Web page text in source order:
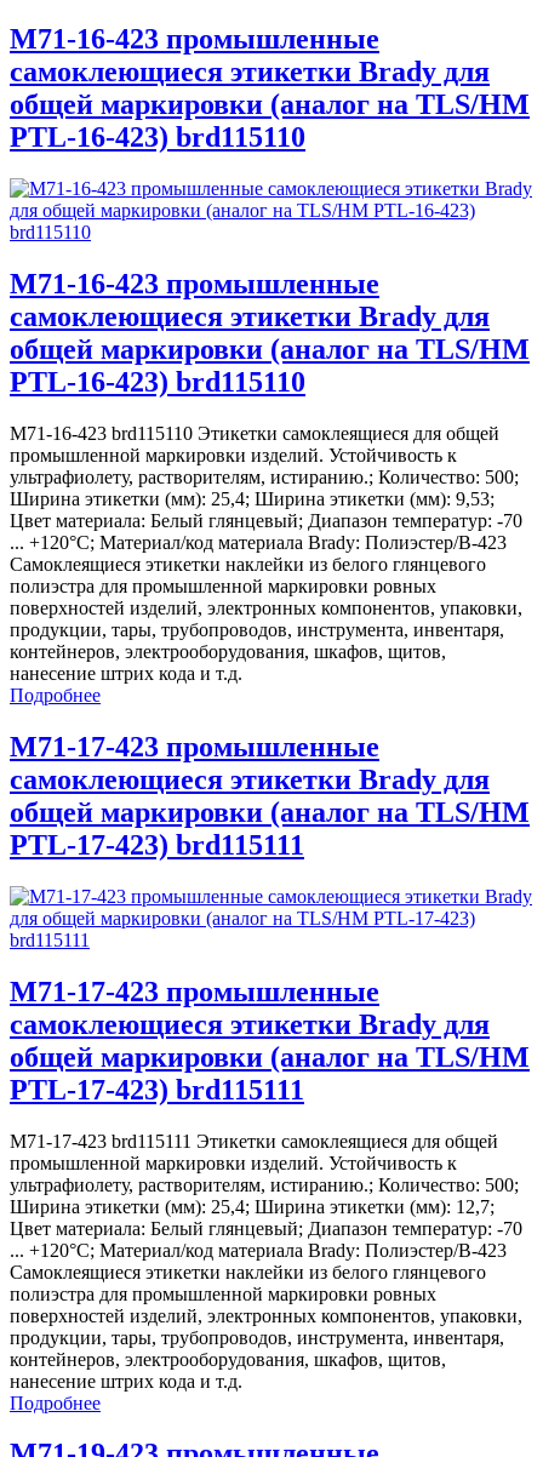
M71-16-423 промышленные
самоклеющиеся этикетки Brady для
общей маркировки (аналог на TLS/HM
PTL-16-423) brd115110
M71-16-423 промышленные
самоклеющиеся этикетки Brady для
общей маркировки (аналог на TLS/HM
PTL-16-423) brd115110
M71-16-423 brd115110 Этикетки самоклеящиеся для общей
промышленной маркировки изделий. Устойчивость к
ультрафиолету, растворителям, истиранию.; Количество: 500;
Ширина этикетки (мм): 25,4; Ширина этикетки (мм): 9,53;
Цвет материала: Белый глянцевый; Диапазон температур: -70
... +120°С; Материал/код материала Brady: Полиэстер/В-423
Самоклеящиеся этикетки наклейки из белого глянцевого
полиэстра для промышленной маркировки ровных
поверхностей изделий, электронных компонентов, упаковки,
продукции, тары, трубопроводов, инструмента, инвентаря,
контейнеров, электрооборудования, шкафов, щитов,
нанесение штрих кода и т.д.
Подробнее
M71-17-423 промышленные
самоклеющиеся этикетки Brady для
общей маркировки (аналог на TLS/HM
PTL-17-423) brd115111
M71-17-423 промышленные
самоклеющиеся этикетки Brady для
общей маркировки (аналог на TLS/HM
PTL-17-423) brd115111
M71-17-423 brd115111 Этикетки самоклеящиеся для общей
промышленной маркировки изделий. Устойчивость к
ультрафиолету, растворителям, истиранию.; Количество: 500;
Ширина этикетки (мм): 25,4; Ширина этикетки (мм): 12,7;
Цвет материала: Белый глянцевый; Диапазон температур: -70
... +120°С; Материал/код материала Brady: Полиэстер/В-423
Самоклеящиеся этикетки наклейки из белого глянцевого
полиэстра для промышленной маркировки ровных
поверхностей изделий, электронных компонентов, упаковки,
продукции, тары, трубопроводов, инструмента, инвентаря,
контейнеров, электрооборудования, шкафов, щитов,
нанесение штрих кода и т.д.
Подробнее